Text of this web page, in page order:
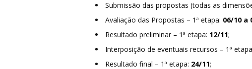
Submissão das propostas (todas as
Avaliação das Propostas – 1ª etapa: 06/10 a
Resultado preliminar – 1ª etapa: 12/11;
Interposição de eventuais recursos – 1ª
Resultado final – 1ª etapa: 24/11;